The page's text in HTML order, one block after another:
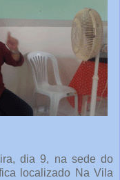
dia 9, na sede do
localizado Na Vila